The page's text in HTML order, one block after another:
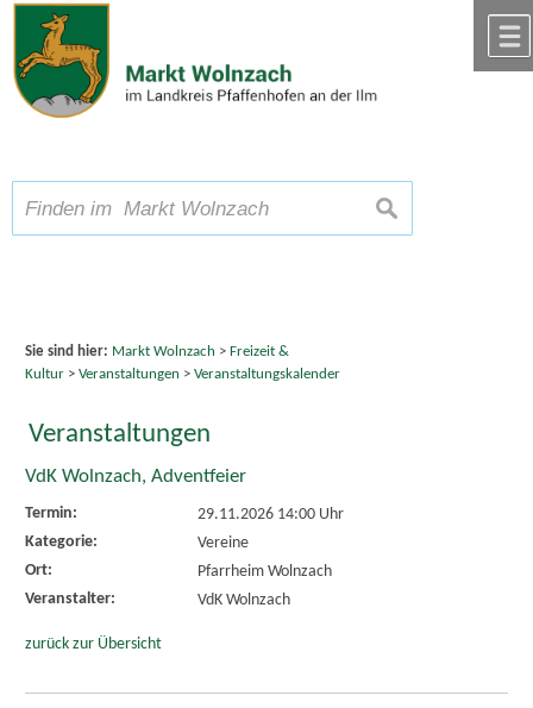
Zum Inhalt,zur Navigation
Schriftgröße A A A suchen
Sie sind hier: Markt Wolnzach > Freizeit &
Kultur> Veranstaltungen > Veranstaltungskalender
Veranstaltungen
VdK Wolnzach, Adventfeier
Termin:
29.11.2026 14:00 Uhr
Kategorie:
Vereine
Ort:
Pfarrheim Wolnzach
Veranstalter:
VdK Wolnzach
zurück zur Übersicht